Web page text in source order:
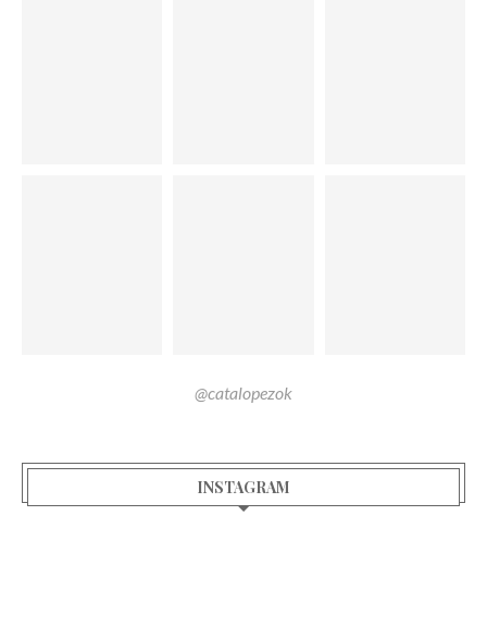
@catalopezok
INSTAGRAM